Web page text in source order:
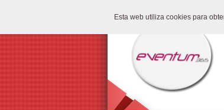
Esta web utiliza cookies para